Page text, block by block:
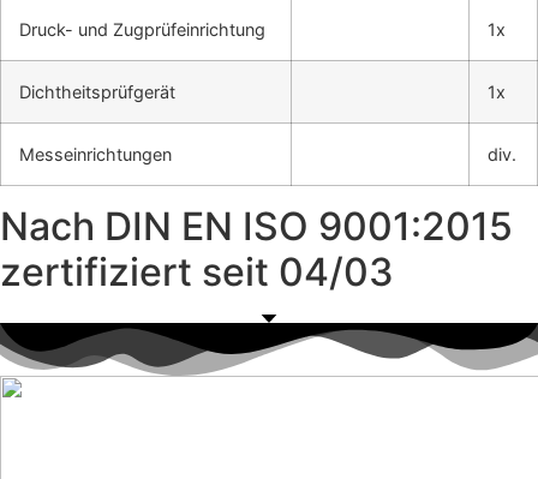
Druck- und Zug­prüf­ein­rich­tung 1x
Dicht­heits­prüf­ge­rät 1x
Mess­ein­rich­tun­gen div.
Nach DIN EN ISO 9001:2015
zer­ti­fi­ziert seit 04/03